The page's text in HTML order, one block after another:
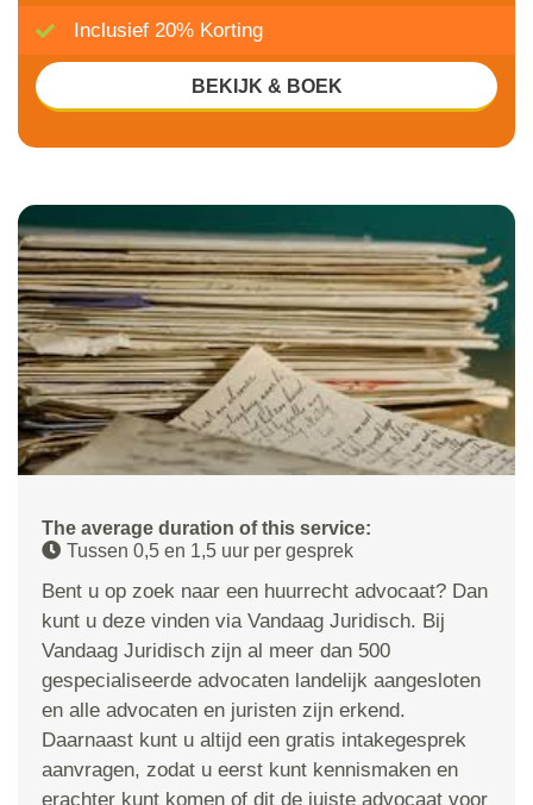
The average duration of this service:
Tussen 0,5 en 1,5 uur per gesprek
Bent u op zoek naar een huurrecht advocaat? Dan
kunt u deze vinden via Vandaag Juridisch. Bij
Vandaag Juridisch zijn al meer dan 500
gespecialiseerde advocaten landelijk aangesloten
en alle advocaten en juristen zijn erkend.
Daarnaast kunt u altijd een gratis intakegesprek
aanvragen, zodat u eerst kunt kennismaken en
erachter kunt komen of dit de juiste advocaat voor
Inclusief 20% Korting
BEKIJK & BOEK